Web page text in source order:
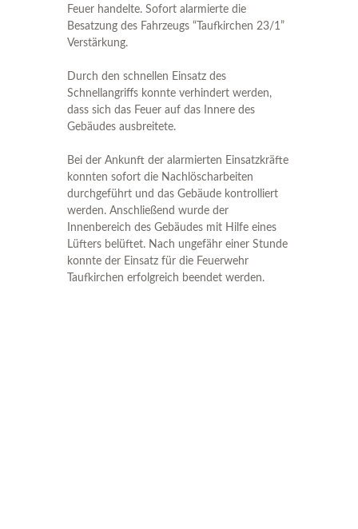
Feuer handelte. Sofort alarmierte die
Besatzung des Fahrzeugs “Taufkirchen 23/1”
Verstärkung.
Durch den schnellen Einsatz des
Schnellangriffs konnte verhindert werden,
dass sich das Feuer auf das Innere des
Gebäudes ausbreitete.
Bei der Ankunft der alarmierten Einsatzkräfte
konnten sofort die Nachlöscharbeiten
durchgeführt und das Gebäude kontrolliert
werden. Anschließend wurde der
Innenbereich des Gebäudes mit Hilfe eines
Lüfters belüftet. Nach ungefähr einer Stunde
konnte der Einsatz für die Feuerwehr
Taufkirchen erfolgreich beendet werden.